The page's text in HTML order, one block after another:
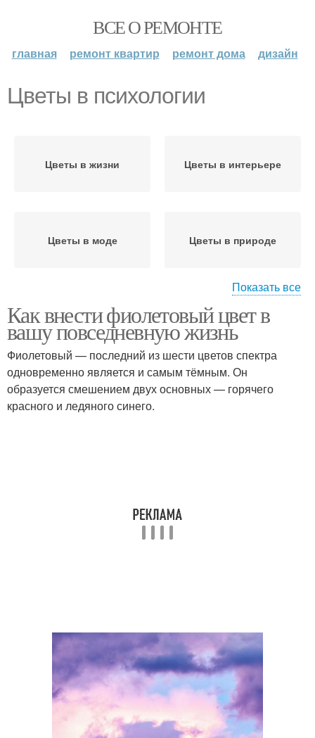
ВСЕ О РЕМОНТЕ
главная ремонт квартир ремонт дома дизайн
Цветы в психологии
Цветы в жизни Цветы в интерьере
Цветы в моде Цветы в природе
Цветы в контексте Цветы в интерьер
Жизнь в фиолетовом
цвете
Цвета с творчеством
Показать все
Как внести фиолетовый цвет в
вашу повседневную жизнь
Фиолетовый — последний из шести цветов спектра
одновременно является и самым тёмным. Он
образуется смешением двух основных — горячего
красного и ледяного синего.